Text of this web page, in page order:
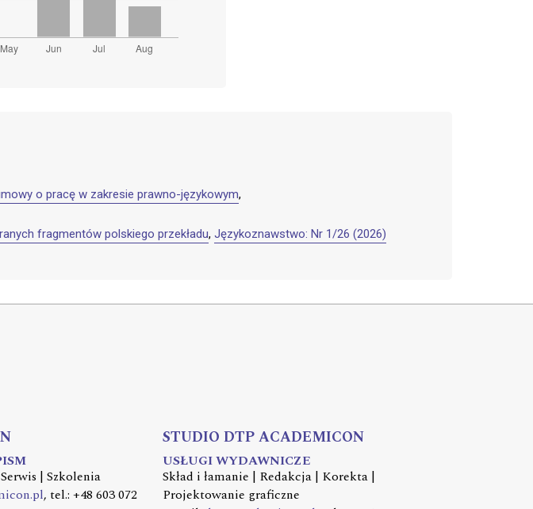
o pracę w zakresie prawno-językowym,
fragmentów polskiego przekładu, Językoznawstwo: Nr 1/26 (2026)
| Szkolenia
, tel.: +48 603 072
STUDIO DTP ACADEMICON
USŁUGI WYDAWNICZE
Skład i łamanie | Redakcja | Korekta |
Projektowanie graficzne